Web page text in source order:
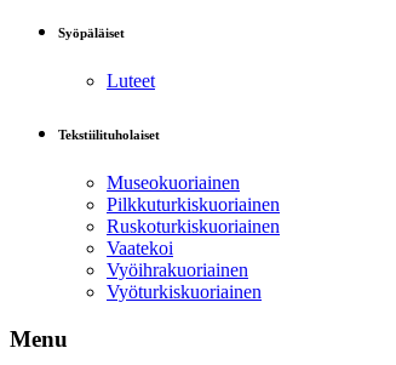
Syöpäläiset
Luteet
Tekstiilituholaiset
Museokuoriainen
Pilkkuturkiskuoriainen
Ruskoturkiskuoriainen
Vaatekoi
Vyöihrakuoriainen
Vyöturkiskuoriainen
Menu